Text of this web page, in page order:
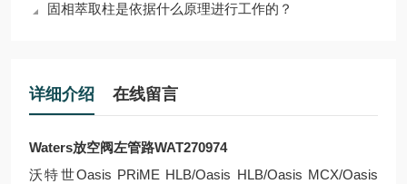
固相萃取柱是依据什么原理进行工作的？
详细介绍 在线留言
Waters放空阀左管路WAT270974
沃特世Oasis PRiME HLB/Oasis HLB/Oasis MCX/Oasis